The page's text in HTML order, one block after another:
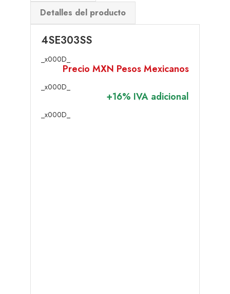
Detalles del producto
4SE303SS
_x000D_
Precio MXN Pesos Mexicanos
_x000D_
+16% IVA adicional
_x000D_